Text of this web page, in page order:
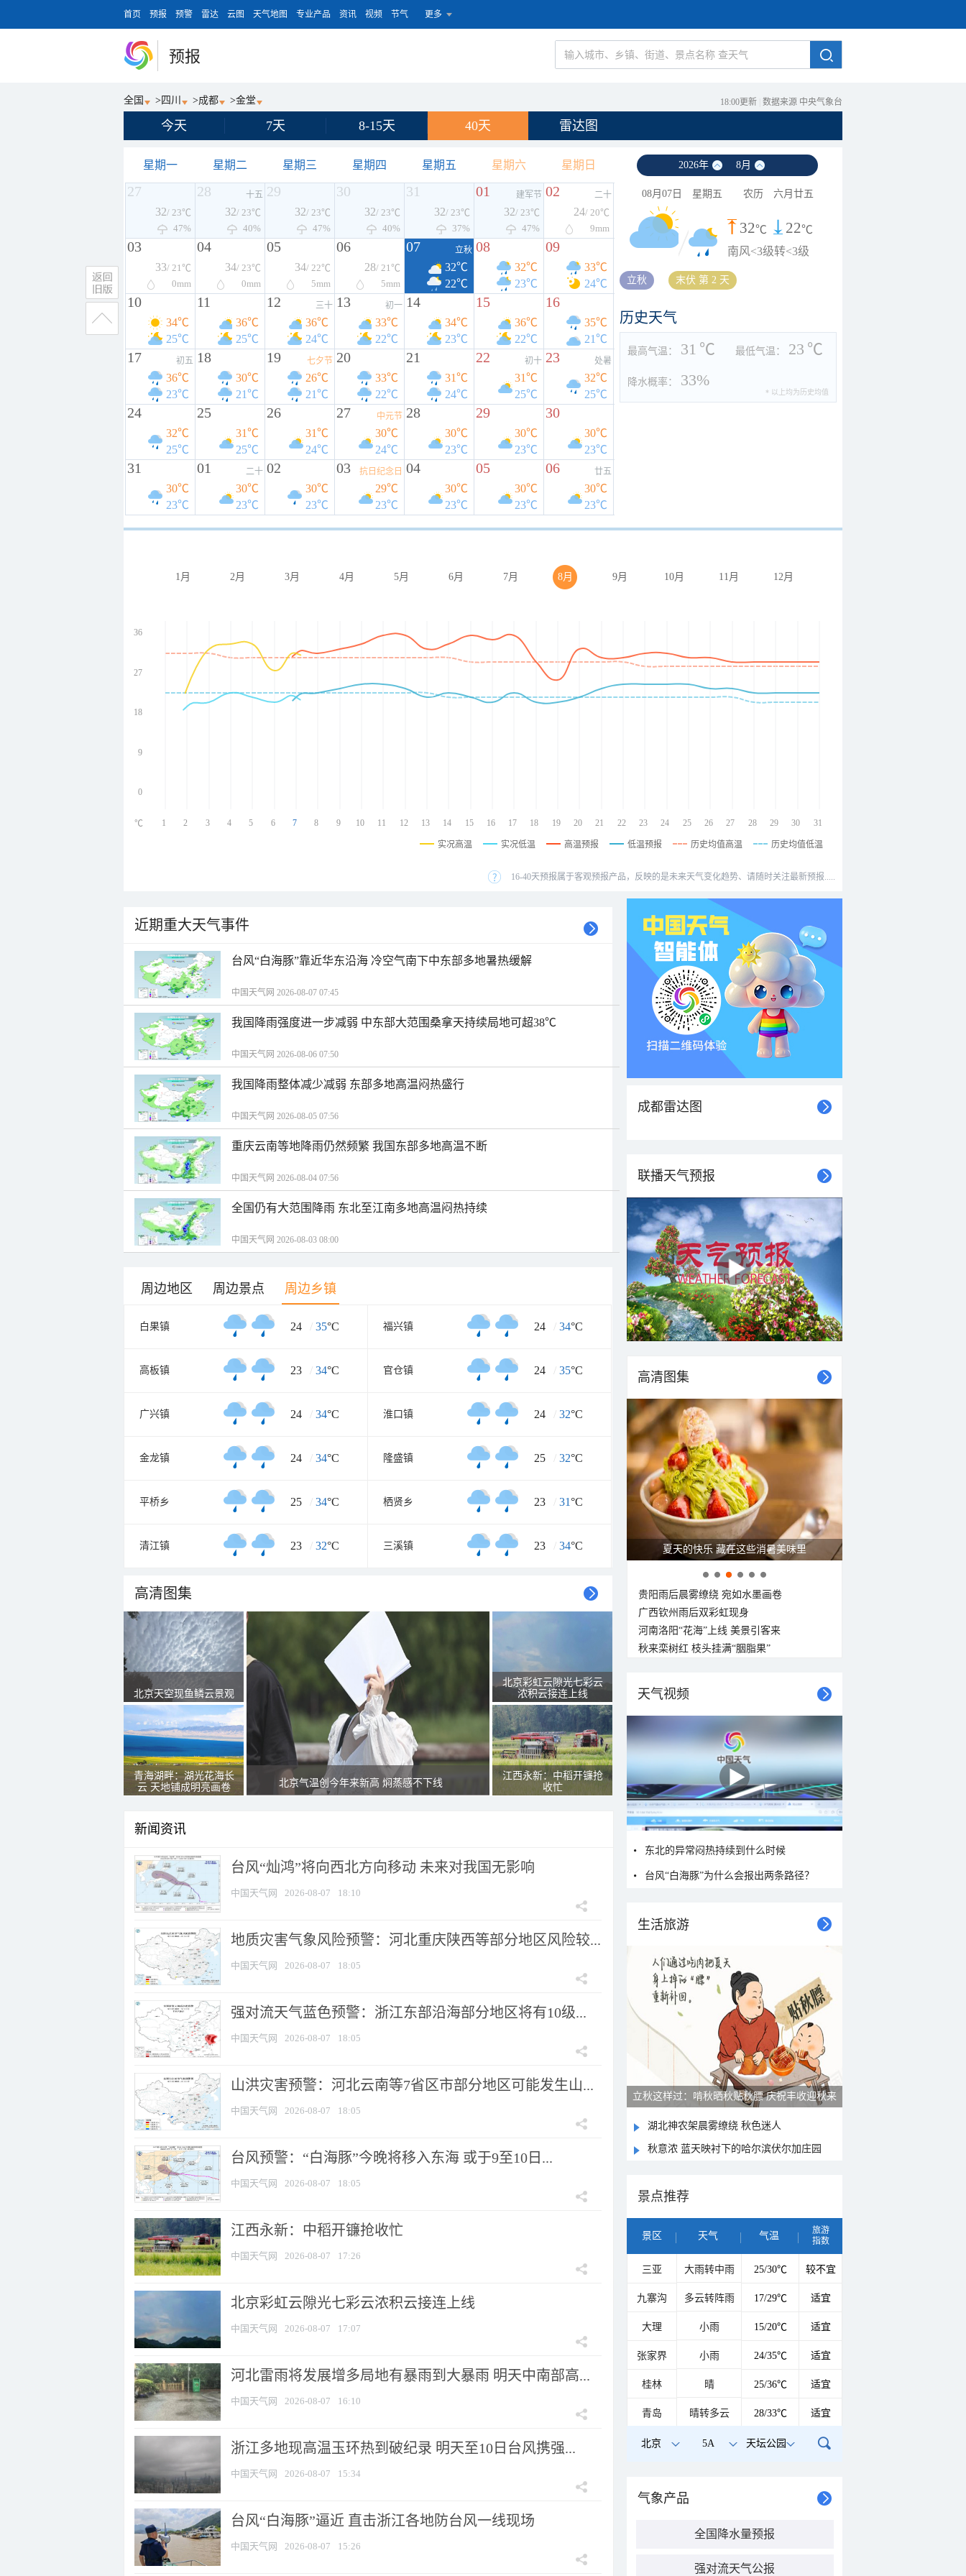
首页 预报 预警 雷达 云图 天气地图 专业产品 资讯 视频 节气 更多
预报
全国 > 四川 >成都 >金堂 18:00更新 数据来源 中央气象台
今天 7天 8-15天 40天 雷达图
星期一 星期二 星期三 星期四 星期五 星期六 星期日
27
32/ 23℃
47%
28 十五
32/ 23℃
40%
29
32/ 23℃
47%
30
32/ 23℃
40%
31
32/ 23℃
37%
01 建军节
32/ 23℃
47%
02 二十
24/ 20℃
9mm
03
33/ 21℃
0mm
04
34/ 23℃
0mm
05
34/ 22℃
5mm
06
28/ 21℃
5mm
07 立秋
32℃
22℃
08
32℃
23℃
09
33℃
24℃
10
34℃
25℃
11
36℃
25℃
12 三十
36℃
24℃
13 初一
33℃
22℃
14
34℃
23℃
15
36℃
22℃
16
35℃
21℃
17 初五
36℃
23℃
18
30℃
21℃
19 七夕节
26℃
21℃
20
33℃
22℃
21
31℃
24℃
22 初十
31℃
25℃
23 处暑
32℃
25℃
24
32℃
25℃
25
31℃
25℃
26
31℃
24℃
27 中元节
30℃
24℃
28
30℃
23℃
29
30℃
23℃
30
30℃
23℃
31
30℃
23℃
01 二十
30℃
23℃
02
30℃
23℃
03 抗日纪念日
29℃
23℃
04
30℃
23℃
05
30℃
23℃
06 廿五
30℃
23℃
2026年 8月
08月07日 星期五 农历 六月廿五
32℃ 22℃
南风<3级转<3级
立秋 末伏 第 2 天
历史天气
最高气温： 31 ℃ 最低气温： 23 ℃
降水概率： 33%
* 以上均为历史均值
1月 2月 3月 4月 5月 6月 7月 8月 9月 10月 11月 12月
36
27
18
9
0
1 2 3 4 5 6 7 8 9 10 11 12 13 14 15 16 17 18 19 20 21 22 23 24 25 26 27 28 29 30 31
℃
实况高温 实况低温 高温预报 低温预报 历史均值高温 历史均值低温
16-40天预报属于客观预报产品，反映的是未来天气变化趋势、请随时关注最新预报.....
近期重大天气事件
台风“白海豚”靠近华东沿海 冷空气南下中东部多地暑热缓解
中国天气网 2026-08-07 07:45
我国降雨强度进一步减弱 中东部大范围桑拿天持续局地可超38℃
中国天气网 2026-08-06 07:50
我国降雨整体减少减弱 东部多地高温闷热盛行
中国天气网 2026-08-05 07:56
重庆云南等地降雨仍然频繁 我国东部多地高温不断
中国天气网 2026-08-04 07:56
全国仍有大范围降雨 东北至江南多地高温闷热持续
中国天气网 2026-08-03 08:00
周边地区 周边景点 周边乡镇
白果镇 24 / 35°C 福兴镇 24 / 34°C
高板镇 23 / 34°C 官仓镇 24 / 35°C
广兴镇 24 / 34°C 淮口镇 24 / 32°C
金龙镇 24 / 34°C 隆盛镇 25 / 32°C
平桥乡 25 / 34°C 栖贤乡 23 / 31°C
清江镇 23 / 32°C 三溪镇 23 / 34°C
高清图集
北京天空现鱼鳞云景观
青海湖畔：湖光花海长
云 天地铺成明亮画卷
北京气温创今年来新高 焖蒸感不下线
北京彩虹云隙光七彩云
浓积云接连上线
江西永新：中稻开镰抢
收忙
新闻资讯
台风“灿鸿”将向西北方向移动 未来对我国无影响
中国天气网 2026-08-07 18:10
地质灾害气象风险预警：河北重庆陕西等部分地区风险较...
中国天气网 2026-08-07 18:05
强对流天气蓝色预警：浙江东部沿海部分地区将有10级...
中国天气网 2026-08-07 18:05
山洪灾害预警：河北云南等7省区市部分地区可能发生山...
中国天气网 2026-08-07 18:05
台风预警：“白海豚”今晚将移入东海 或于9至10日...
中国天气网 2026-08-07 18:05
江西永新：中稻开镰抢收忙
中国天气网 2026-08-07 17:26
北京彩虹云隙光七彩云浓积云接连上线
中国天气网 2026-08-07 17:07
河北雷雨将发展增多局地有暴雨到大暴雨 明天中南部高...
中国天气网 2026-08-07 16:10
浙江多地现高温玉环热到破纪录 明天至10日台风携强...
中国天气网 2026-08-07 15:34
台风“白海豚”逼近 直击浙江各地防台风一线现场
中国天气网 2026-08-07 15:26
成都雷达图
联播天气预报
高清图集
夏天的快乐 藏在这些消暑美味里
贵阳雨后晨雾缭绕 宛如水墨画卷
广西钦州雨后双彩虹现身
河南洛阳“花海”上线 美景引客来
秋来栾树红 枝头挂满“胭脂果”
天气视频
东北的异常闷热持续到什么时候
台风“白海豚”为什么会报出两条路径？
生活旅游
立秋这样过：啃秋晒秋贴秋膘 庆祝丰收迎秋来
湖北神农架晨雾缭绕 秋色迷人
秋意浓 蓝天映衬下的哈尔滨伏尔加庄园
景点推荐
景区 天气 气温
旅游
指数
三亚 大雨转中雨 25/30℃ 较不宜
九寨沟 多云转阵雨 17/29℃ 适宜
大理 小雨 15/20℃ 适宜
张家界 小雨 24/35℃ 适宜
桂林 晴 25/36℃ 适宜
青岛 晴转多云 28/33℃ 适宜
北京 5A 天坛公园
气象产品
全国降水量预报
强对流天气公报